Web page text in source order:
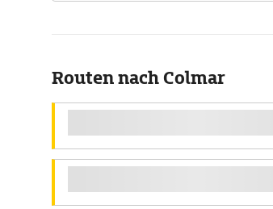
Routen nach Colmar